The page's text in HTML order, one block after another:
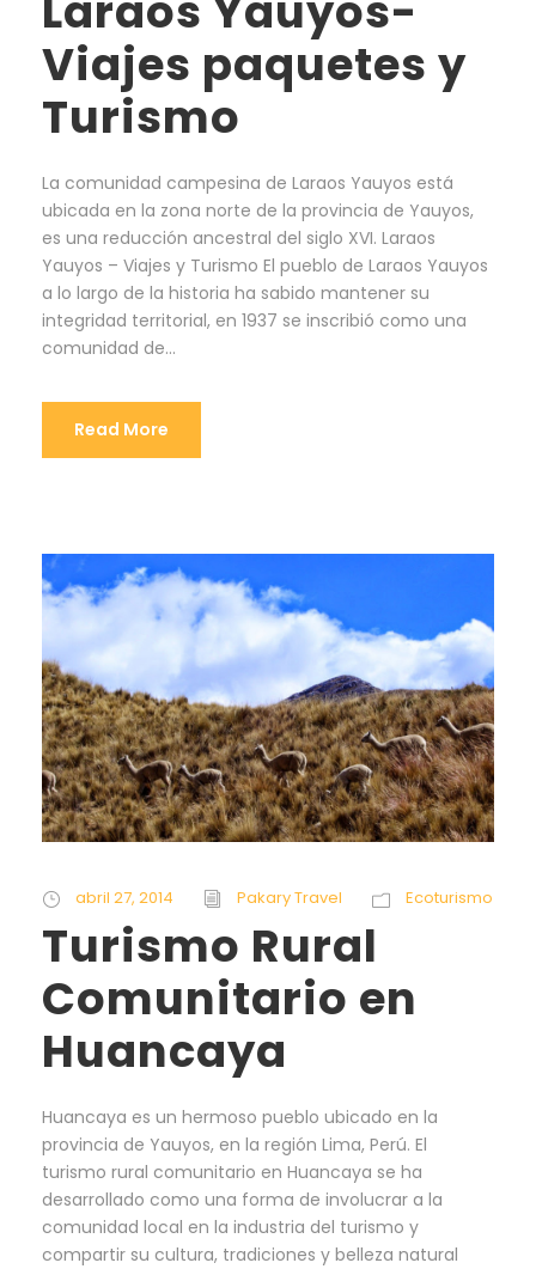
Viajes paquetes y
Turismo
La comunidad campesina de Laraos Yauyos está
ubicada en la zona norte de la provincia de Yauyos,
es una reducción ancestral del siglo XVI. Laraos
Yauyos – Viajes y Turismo El pueblo de Laraos Yauyos
a lo largo de la historia ha sabido mantener su
integridad territorial, en 1937 se inscribió como una
comunidad de...
Read More
abril 27, 2014 Pakary Travel Ecoturismo
Turismo Rural
Comunitario en
Huancaya
Huancaya es un hermoso pueblo ubicado en la
provincia de Yauyos, en la región Lima, Perú. El
turismo rural comunitario en Huancaya se ha
desarrollado como una forma de involucrar a la
comunidad local en la industria del turismo y
compartir su cultura, tradiciones y belleza natural